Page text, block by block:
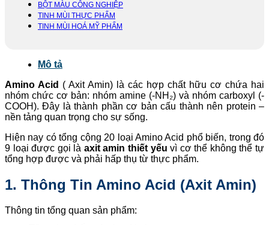
BỘT MÀU CÔNG NGHIỆP
TINH MÙI THỰC PHẨM
TINH MÙI HOÁ MỸ PHẨM
Mô tả
Amino Acid ( Axit Amin) là các hợp chất hữu cơ chứa hai
nhóm chức cơ bản: nhóm amine (-NH₂) và nhóm carboxyl (-
COOH). Đây là thành phần cơ bản cấu thành nên protein –
nền tảng quan trọng cho sự sống.
Hiện nay có tổng cộng 20 loại Amino Acid phổ biến, trong đó
9 loại được gọi là axit amin thiết yếu vì cơ thể không thể tự
tổng hợp được và phải hấp thụ từ thực phẩm.
1. Thông Tin Amino Acid (Axit Amin)
Thông tin tổng quan sản phẩm: